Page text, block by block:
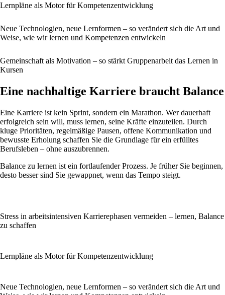
Lernpläne als Motor für Kompetenzentwicklung
Neue Technologien, neue Lernformen – so verändert sich die Art und
Weise, wie wir lernen und Kompetenzen entwickeln
Gemeinschaft als Motivation – so stärkt Gruppenarbeit das Lernen in
Kursen
Eine nachhaltige Karriere braucht Balance
Eine Karriere ist kein Sprint, sondern ein Marathon. Wer dauerhaft
erfolgreich sein will, muss lernen, seine Kräfte einzuteilen. Durch
kluge Prioritäten, regelmäßige Pausen, offene Kommunikation und
bewusste Erholung schaffen Sie die Grundlage für ein erfülltes
Berufsleben – ohne auszubrennen.
Balance zu lernen ist ein fortlaufender Prozess. Je früher Sie beginnen,
desto besser sind Sie gewappnet, wenn das Tempo steigt.
Stress in arbeitsintensiven Karrierephasen vermeiden – lernen, Balance
zu schaffen
Lernpläne als Motor für Kompetenzentwicklung
Neue Technologien, neue Lernformen – so verändert sich die Art und